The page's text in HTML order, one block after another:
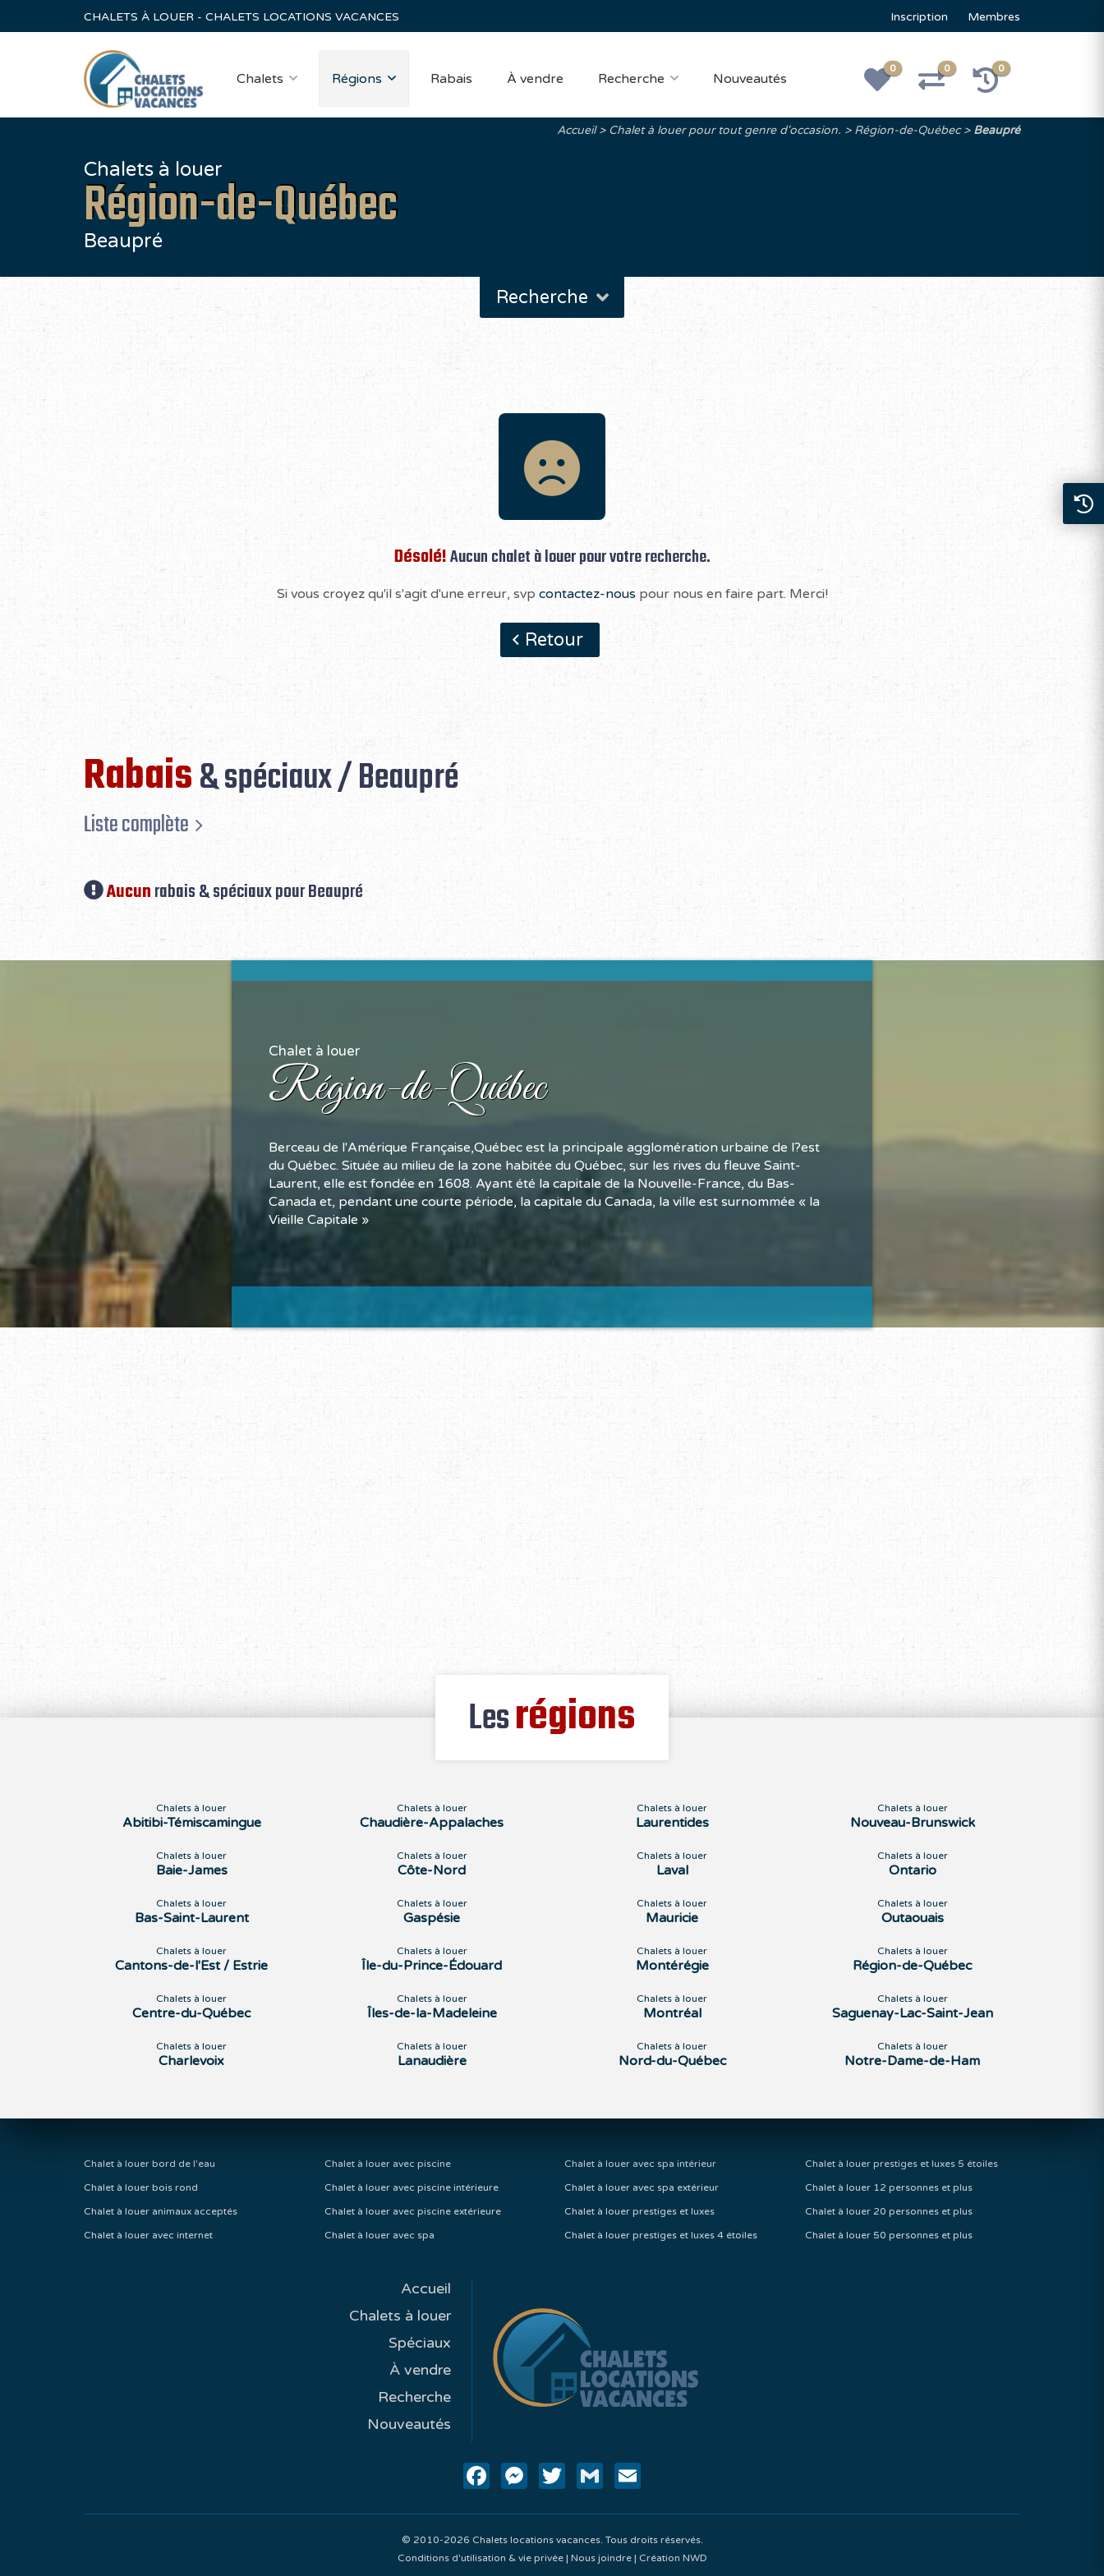
CHALETS À LOUER - CHALETS LOCATIONS VACANCES Inscription Membres
Chalets Régions Rabais À vendre Recherche Nouveautés
0 0 0
Accueil Chalet à louer pour tout genre d'occasion. Région-de-Québec Beaupré
Chalets à louer
Région-de-Québec
Beaupré
Recherche
Désolé!Aucun chalet à louer pour votre recherche.
Si vous croyez qu'il s'agit d'une erreur, svp contactez-nous pour nous en faire part. Merci!
Retour
Rabais& spéciaux / Beaupré
Liste complète
Aucunrabais & spéciaux pour Beaupré
Chalet à louer
Région-de-Québec
Berceau de l'Amérique Française,Québec est la principale agglomération urbaine de l?est
du Québec. Située au milieu de la zone habitée du Québec, sur les rives du fleuve Saint-
Laurent, elle est fondée en 1608. Ayant été la capitale de la Nouvelle-France, du Bas-
Canada et, pendant une courte période, la capitale du Canada, la ville est surnommée « la
Vieille Capitale »
Lesrégions
Chalets à louer
Abitibi-Témiscamingue
Chalets à louer
Baie-James
Chalets à louer
Bas-Saint-Laurent
Chalets à louer
Cantons-de-l'Est / Estrie
Chalets à louer
Centre-du-Québec
Chalets à louer
Charlevoix
Chalets à louer
Chaudière-Appalaches
Chalets à louer
Côte-Nord
Chalets à louer
Gaspésie
Chalets à louer
Île-du-Prince-Édouard
Chalets à louer
Îles-de-la-Madeleine
Chalets à louer
Lanaudière
Chalets à louer
Laurentides
Chalets à louer
Laval
Chalets à louer
Mauricie
Chalets à louer
Montérégie
Chalets à louer
Montréal
Chalets à louer
Nord-du-Québec
Chalets à louer
Nouveau-Brunswick
Chalets à louer
Ontario
Chalets à louer
Outaouais
Chalets à louer
Région-de-Québec
Chalets à louer
Saguenay-Lac-Saint-Jean
Chalets à louer
Notre-Dame-de-Ham
Chalet à louer bord de l'eau
Chalet à louer bois rond
Chalet à louer animaux acceptés
Chalet à louer avec internet
Chalet à louer avec piscine
Chalet à louer avec piscine intérieure
Chalet à louer avec piscine extérieure
Chalet à louer avec spa
Chalet à louer avec spa intérieur
Chalet à louer avec spa extérieur
Chalet à louer prestiges et luxes
Chalet à louer prestiges et luxes 4 étoiles
Chalet à louer prestiges et luxes 5 étoiles
Chalet à louer 12 personnes et plus
Chalet à louer 20 personnes et plus
Chalet à louer 50 personnes et plus
Accueil
Chalets à louer
Spéciaux
À vendre
Recherche
Nouveautés
FacebookMessenger
Twitter Gmail
© 2010-2026 Chalets locations vacances. Tous droits réservés.
Conditions d'utilisation & vie privée| Nous joindre| Création NWD